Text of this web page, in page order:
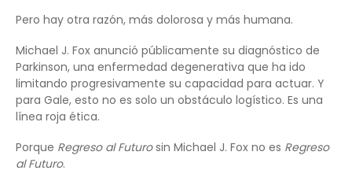
Pero hay otra razón, más dolorosa y más humana.
Michael J. Fox anunció públicamente su diagnóstico de
Parkinson, una enfermedad degenerativa que ha ido
limitando progresivamente su capacidad para actuar. Y
para Gale, esto no es solo un obstáculo logístico. Es una
línea roja ética.
Porque Regreso al Futurosin Michael J. Fox no es Regreso
al Futuro.